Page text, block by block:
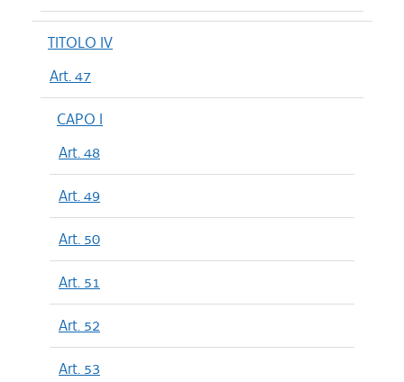
TITOLO IV
Art. 47
CAPO I
Art. 48
Art. 49
Art. 50
Art. 51
Art. 52
Art. 53